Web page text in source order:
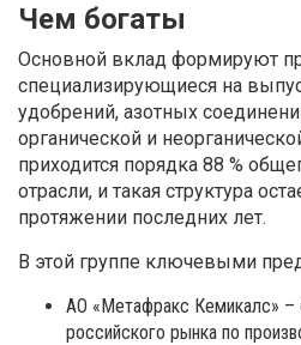
Чем богаты
Основной вклад формируют
специализирующиеся на
удобрений, азотных
органической и
приходится порядка 88 %
отрасли, и такая структура
протяжении последних лет.
В этой группе ключевыми
АО «Метафракс Кемикалс» –
российского рынка по